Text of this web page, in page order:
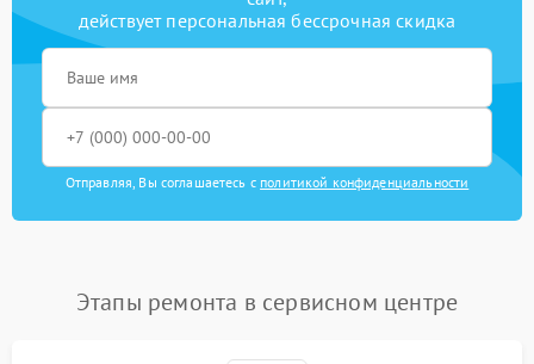
действует персональная бессрочная скидка
Отправляя, Вы соглашаетесь с политикой конфиденциальности
Этапы ремонта в сервисном центре